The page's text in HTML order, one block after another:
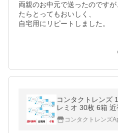
両親のお中元で送ったのです
たらとってもおいしく、
自宅用にリピートしました。
コンタクトレンズ
レミオ 30枚 6箱 近
remio クリアコン
て メニコン
コンタクトレンズ